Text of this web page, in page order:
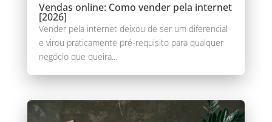
Vendas online: Como vender pela internet
[2026]
Vender pela internet deixou de ser um diferencial
e virou praticamente pré-requisito para qualquer
negócio que queira...